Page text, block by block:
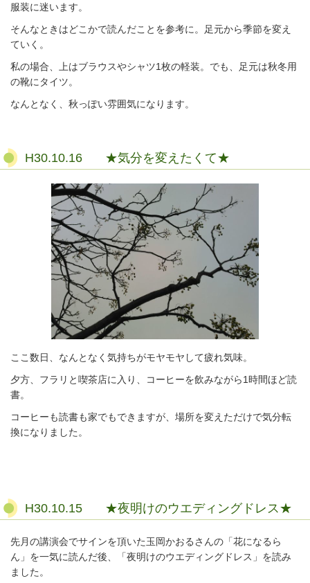
服装に迷います。
そんなときはどこかで読んだことを参考に。足元から季節を変え
ていく。
私の場合、上はブラウスやシャツ1枚の軽装。でも、足元は秋冬用
の靴にタイツ。
なんとなく、秋っぽい雰囲気になります。
H30.10.16 ★気分を変えたくて★
ここ数日、なんとなく気持ちがモヤモヤして疲れ気味。
夕方、フラリと喫茶店に入り、コーヒーを飲みながら1時間ほど読
書。
コーヒーも読書も家でもできますが、場所を変えただけで気分転
換になりました。
H30.10.15 ★夜明けのウエディングドレス★
先月の講演会でサインを頂いた玉岡かおるさんの「花になるら
ん」を一気に読んだ後、「夜明けのウエディングドレス」を読み
ました。